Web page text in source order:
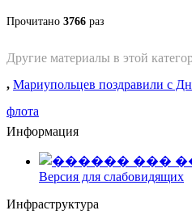
Прочитано 3766 раз
Другие материалы в этой
, Мариупольцев поздравили с
флота
Информация
Версия для слабовидящих
Инфраструктура